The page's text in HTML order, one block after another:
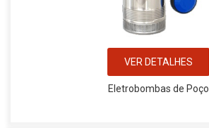
VER DETALHES
Eletrobombas de Poço